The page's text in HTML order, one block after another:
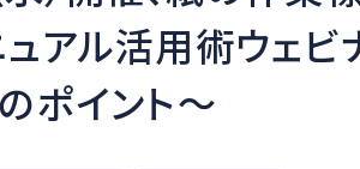
サービス
る
講義収録・ 講義動
画配信システム
一覧を見る
アル活用術ウェ
ポイント～